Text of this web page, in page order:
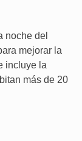
noche del
mejorar la
incluye la
más de 20